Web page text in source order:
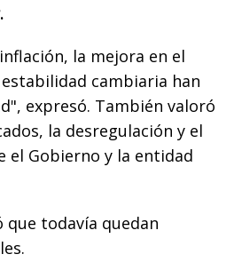
la mejora en el
cambiaria han
expresó. También valoró
la desregulación y el
el Gobierno y la entidad
que todavía quedan